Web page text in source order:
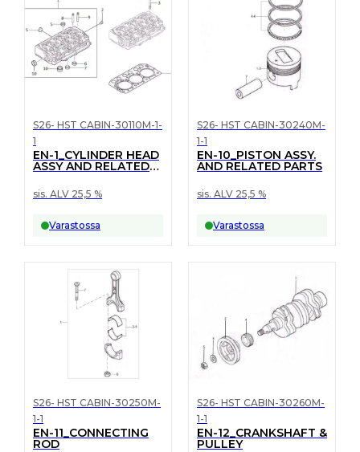
S26- HST CABIN-30110M-1-
1
EN-1_CYLINDER HEAD
ASSY AND RELATED
sis. ALV 25,5 %
Varastossa
S26- HST CABIN-30240M-
1-1
EN-10_PISTON ASSY.
AND RELATED PARTS
sis. ALV 25,5 %
Varastossa
S26- HST CABIN-30250M-
1-1
EN-11_CONNECTING
ROD
S26- HST CABIN-30260M-
1-1
EN-12_CRANKSHAFT &
PULLEY